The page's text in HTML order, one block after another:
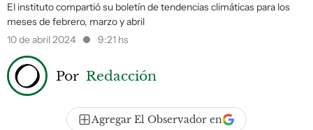
El instituto compartió su boletín de tendencias climáticas para los
meses de febrero, marzo y abril
10 de abril 2024
9:21 hs
Por Redacción
Agregar El Observador en